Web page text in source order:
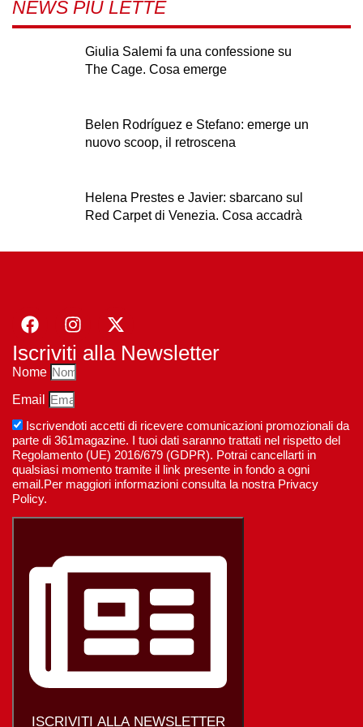
NEWS PIÙ LETTE
Giulia Salemi fa una confessione su
The Cage. Cosa emerge
Belen Rodríguez e Stefano: emerge un
nuovo scoop, il retroscena
Helena Prestes e Javier: sbarcano sul
Red Carpet di Venezia. Cosa accadrà
Iscriviti alla Newsletter
Nome
Email
Iscrivendoti accetti di ricevere comunicazioni promozionali da
parte di 361magazine. I tuoi dati saranno trattati nel rispetto del
Regolamento (UE) 2016/679 (GDPR). Potrai cancellarti in
qualsiasi momento tramite il link presente in fondo a ogni
email.Per maggiori informazioni consulta la nostra Privacy
Policy.
ISCRIVITI ALLA NEWSLETTER